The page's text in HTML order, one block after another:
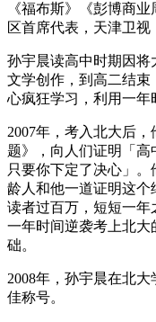
《福布斯》《彭博商
区首席代表，天津卫视
孙宇晨读高中时期因将
文学创作，到高二结
心疯狂学习，利用一年
2007年，考入北大后
题》，向人们证明「高
只要你下定了决心」
龄人和他一道证明这个
读者过百万，短短一年
一年时间逆袭考上北
础。
2008年，孙宇晨在北
佳称号。